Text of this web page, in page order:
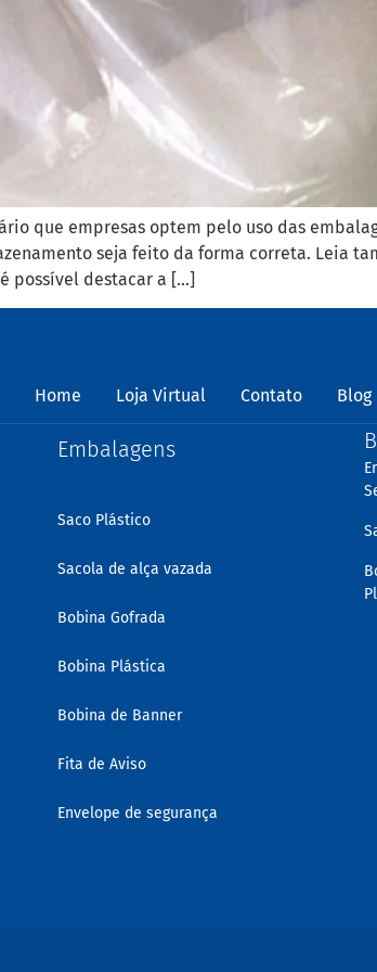
que empresas optem pelo uso das
seja feito da forma correta. Leia
é possível destacar a […]
Home Loja Virtual Contato Blog
Embalagens
Saco Plástico
Sacola de alça vazada
Bobina Gofrada
Bobina Plástica
Bobina de Banner
Fita de Aviso
Envelope de segurança